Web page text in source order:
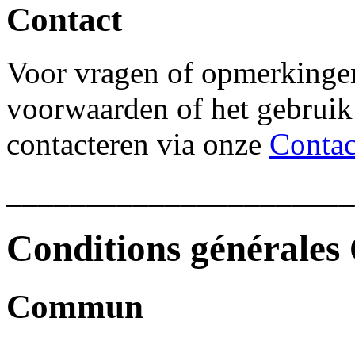
Contact
Voor vragen of
voorwaarden of het
contacteren via onze
Conditions générales
Commun